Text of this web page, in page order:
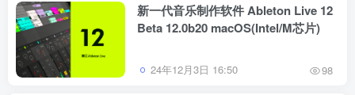
新一代音乐制作软件 Ableton Live 12
Beta 12.0b20 macOS(Intel/M芯片)
24年12月3日 16:50 98